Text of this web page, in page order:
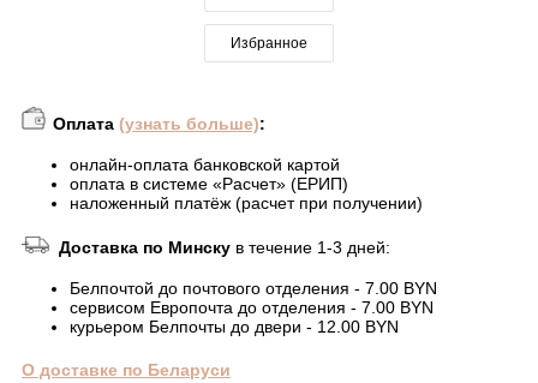
Избранное
Оплата (узнать больше):
онлайн-оплата банковской картой
оплата в системе «Расчет» (ЕРИП)
наложенный платёж (расчет при получении)
Доставка по Минску в течение 1-3 дней:
Белпочтой до почтового отделения - 7.00 BYN
сервисом Европочта до отделения - 7.00 BYN
курьером Белпочты до двери - 12.00 BYN
О доставке по Беларуси